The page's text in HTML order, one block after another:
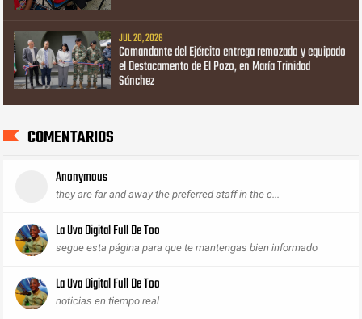
JUL 20, 2026
Comandante del Ejército entrega remozado y equipado
el Destacamento de El Pozo, en María Trinidad
Sánchez
COMENTARIOS
Anonymous
they are far and away the preferred staff in the c...
La Uva Digital Full De Too
segue esta página para que te mantengas bien informado
La Uva Digital Full De Too
noticias en tiempo real